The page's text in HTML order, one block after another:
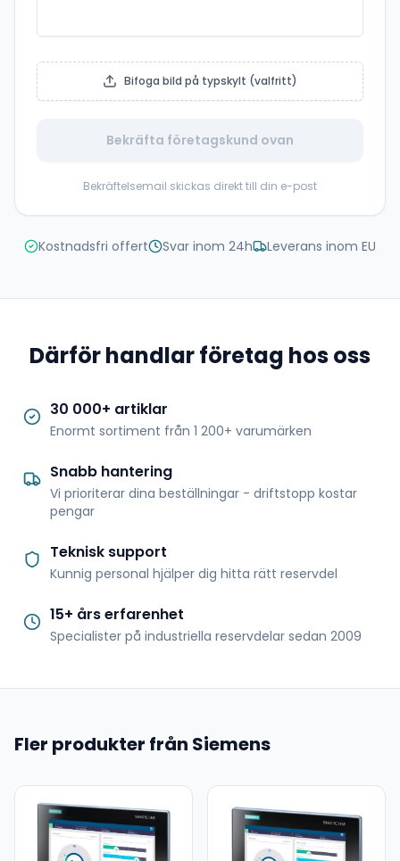
Bifoga bild på typskylt (valfritt)
Bekräfta företagskund ovan
Bekräftelsemail skickas direkt till din e-post
Kostnadsfri offert Svar inom 24h Leverans inom EU
Därför handlar företag hos oss
30 000+ artiklar
Enormt sortiment från 1 200+ varumärken
Snabb hantering
Vi prioriterar dina beställningar - driftstopp kostar
pengar
Teknisk support
Kunnig personal hjälper dig hitta rätt reservdel
15+ års erfarenhet
Specialister på industriella reservdelar sedan 2009
Fler produkter från Siemens